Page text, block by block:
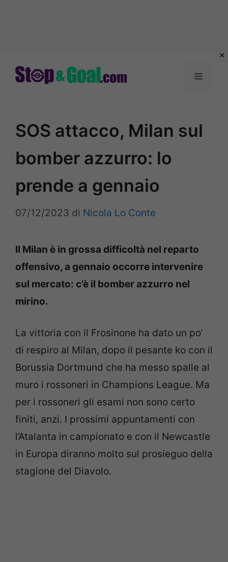
Menu
SOS attacco, Milan sul
bomber azzurro: lo
prende a gennaio
07/12/2023 di Nicola Lo Conte
Il Milan è in grossa difficoltà nel reparto
offensivo, a gennaio occorre intervenire
sul mercato: c’è il bomber azzurro nel
mirino.
La vittoria con il Frosinone ha dato un po’
di respiro al Milan, dopo il pesante ko con il
Borussia Dortmund che ha messo spalle al
muro i rossoneri in Champions League. Ma
per i rossoneri gli esami non sono certo
finiti, anzi. I prossimi appuntamenti con
l’Atalanta in campionato e con il Newcastle
in Europa diranno molto sul prosieguo della
stagione del Diavolo.